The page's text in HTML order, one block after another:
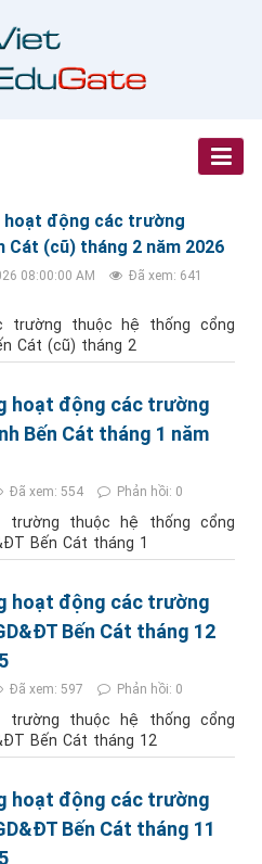
hoạt động các trường
Cát (cũ) tháng 2 năm 2026
08:00:00 AM
Đã xem: 641
trường thuộc hệ thống cổng
Cát (cũ) tháng 2
hoạt động các trường
Bến Cát tháng 1 năm
Đã xem: 554 Phản hồi: 0
trường thuộc hệ thống cổng
Bến Cát tháng 1
hoạt động các trường
Bến Cát tháng 12
Đã xem: 597 Phản hồi: 0
trường thuộc hệ thống cổng
Bến Cát tháng 12
hoạt động các trường
Bến Cát tháng 11